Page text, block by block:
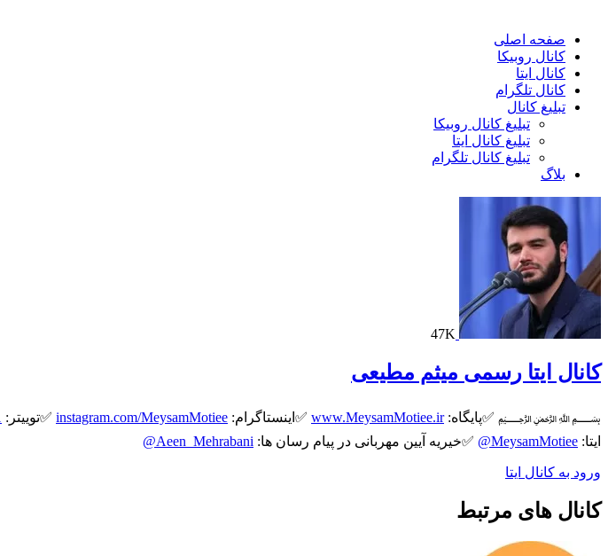
صفحه اصلی
کانال روبیکا
کانال ایتا
کانال تلگرام
تبلیغ کانال
تبلیغ کانال روبیکا
تبلیغ کانال ایتا
تبلیغ کانال تلگرام
بلاگ
47K
کانال ایتا رسمی میثم مطیعی
﷽ ✅پایگاه:www.MeysamMotiee.ir ✅اینستاگرام: instagram.com/MeysamMotiee ✅توییتر:
ایتا: @MeysamMotiee ✅خیریه آیین مهربانی در پیام رسان ها: @Aeen_Mehrabani
ورود به کانال ایتا
کانال های مرتبط